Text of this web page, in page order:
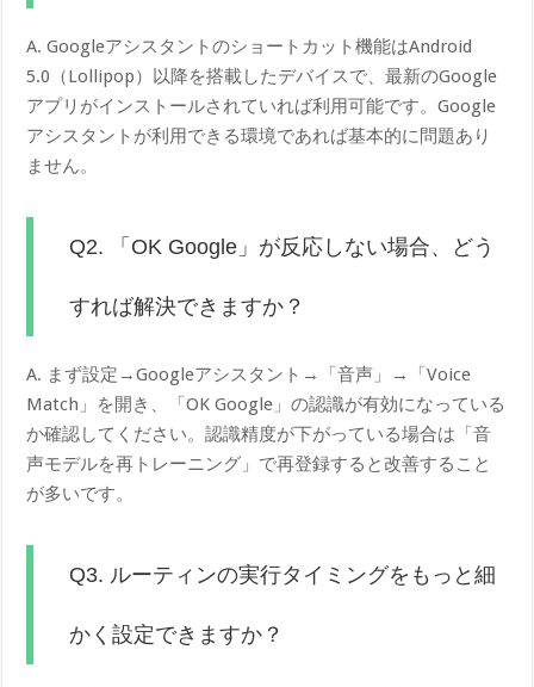
A. Googleアシスタントのショートカット機能はAndroid
5.0（Lollipop）以降を搭載したデバイスで、最新のGoogle
アプリがインストールされていれば利用可能です。Google
アシスタントが利用できる環境であれば基本的に問題あり
ません。
Q2. 「OK Google」が反応しない場合、どう
すれば解決できますか？
A. まず設定→Googleアシスタント→「音声」→「Voice
Match」を開き、「OK Google」の認識が有効になっている
か確認してください。認識精度が下がっている場合は「音
声モデルを再トレーニング」で再登録すると改善すること
が多いです。
Q3. ルーティンの実行タイミングをもっと細
かく設定できますか？